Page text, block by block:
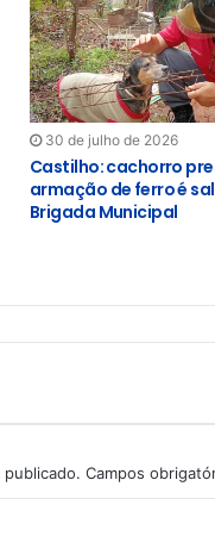
30 de julho de 2026
Castilho: cachorro
armação de ferro é
Brigada Municipal
Campos